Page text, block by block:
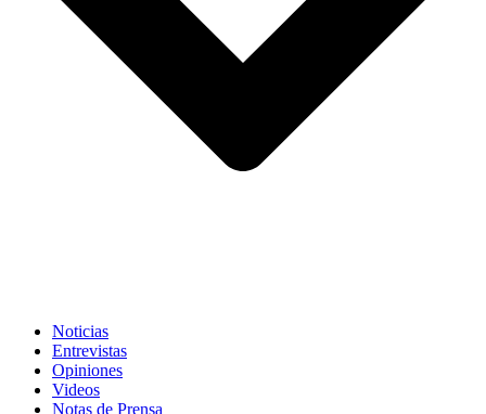
Noticias
Entrevistas
Opiniones
Videos
Notas de Prensa